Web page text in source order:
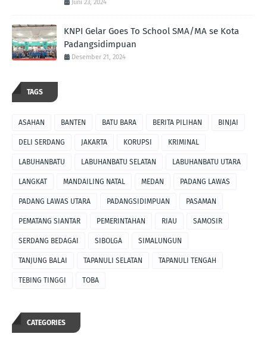
Juni 23, 2024
KNPI Gelar Goes To School SMA/MA se Kota
Padangsidimpuan
Desember 21, 2024
TAGS
ASAHAN BANTEN BATU BARA BERITA PILIHAN BINJAI
DELI SERDANG JAKARTA KORUPSI KRIMINAL
LABUHANBATU LABUHANBATU SELATAN LABUHANBATU UTARA
LANGKAT MANDAILING NATAL MEDAN PADANG LAWAS
PADANG LAWAS UTARA PADANGSIDIMPUAN PASAMAN
PEMATANG SIANTAR PEMERINTAHAN RIAU SAMOSIR
SERDANG BEDAGAI SIBOLGA SIMALUNGUN
TANJUNG BALAI TAPANULI SELATAN TAPANULI TENGAH
TEBING TINGGI TOBA
CATEGORIES